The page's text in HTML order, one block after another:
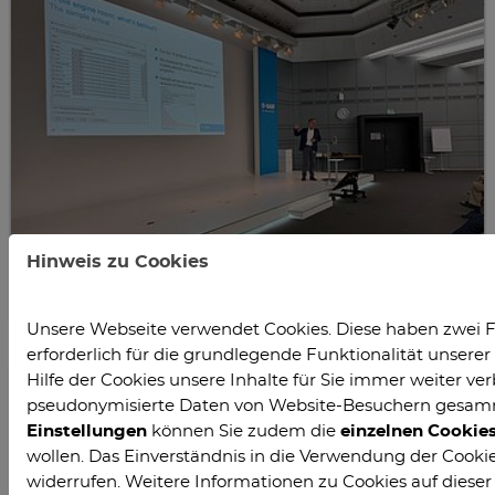
Hinweis zu Cookies
Unsere Webseite verwendet Cookies. Diese haben zwei
erforderlich für die grundlegende Funktionalität
Hilfe der Cookies unsere Inhalte für Sie immer weiter
pseudonymisierte Daten von Website-Besuchern
Einstellungen können Sie zudem die einzelnen
wollen. Das Einverständnis in die Verwendung der
widerrufen. Weitere Informationen zu Cookies auf